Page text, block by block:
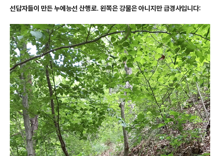
선답자들이 만든 누에능선 산행로. 왼쪽은 강물은 아니지만 급경사입니다: